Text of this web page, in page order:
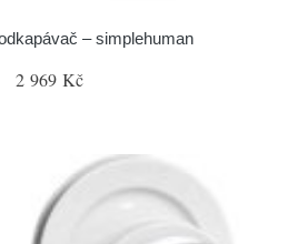
– simplehuman
2 969 Kč